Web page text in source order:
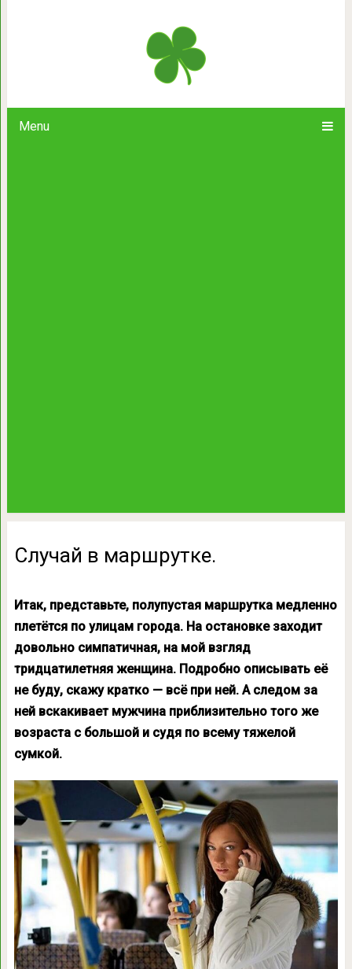
Menu
Случай в маршрутке.
Итак, представьте, полупустая маршрутка медленно
плетётся по улицам города. На остановке заходит
довольно симпатичная, на мой взгляд
тридцатилетняя женщина. Подробно описывать её
не буду, скажу кратко — всё при ней. А следом за
ней вскакивает мужчина приблизительно того же
возраста с большой и судя по всему тяжелой
сумкой.